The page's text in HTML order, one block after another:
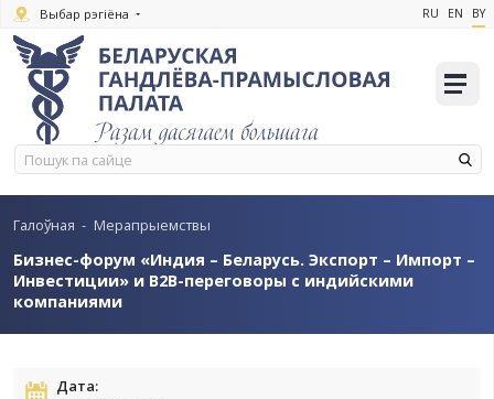
Выбар рэгіёна
Галоўная - Мерапрыемствы
компаниями